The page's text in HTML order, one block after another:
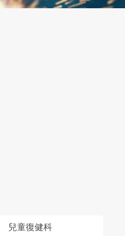
兒童復健科